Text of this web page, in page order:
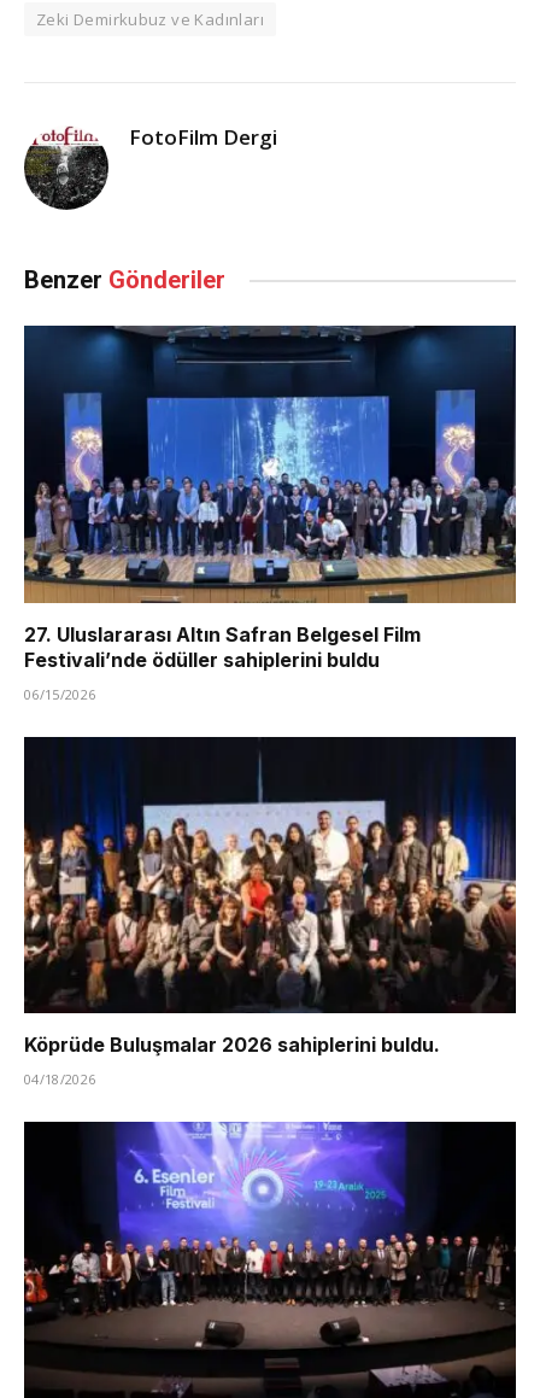
Zeki Demirkubuz ve Kadınları
FotoFilm Dergi
Benzer Gönderiler
27. Uluslararası Altın Safran Belgesel Film
Festivali’nde ödüller sahiplerini buldu
06/15/2026
Köprüde Buluşmalar 2026 sahiplerini buldu.
04/18/2026